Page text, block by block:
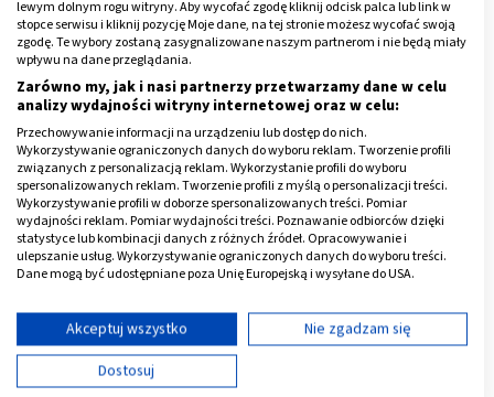
uważać?
Szukasz sposobu na bardziej efektywne odchudzanie?
Herbaty z pewnością są produktem, który warto
uwzględnić w swojej diecie. Popularnością cieszą
mieszanki ziół, ale różne typy herbat zielonych czy
czerwonych również mają korzystny wpływ na
metabolizm, a są bezpieczniejsze niż niektóre zioła
wchodzące w reakcje np. z przyjmowanymi lekami jak
dziurawiec.
właściwościami, ale także smakiem, dzięki czemu picie
herbaty staje się przyjemnością. Nie można jednak
zapomnieć, że nie każda może być bezpiecznie
lewym dolnym rogu witryny. Aby wycofać zgodę kliknij odcisk palca lub link w
stopce serwisu i kliknij pozycję Moje dane, na tej stronie możesz wycofać swoją
zgodę. Te wybory zostaną zasygnalizowane naszym partnerom i nie będą miały
wpływu na dane przeglądania.
Zarówno my, jak i nasi partnerzy przetwarzamy dane w celu
analizy wydajności witryny internetowej oraz w celu:
Przechowywanie informacji na urządzeniu lub dostęp do nich.
Wykorzystywanie ograniczonych danych do wyboru reklam. Tworzenie profili
związanych z personalizacją reklam. Wykorzystanie profili do wyboru
spersonalizowanych reklam. Tworzenie profili z myślą o personalizacji treści.
Wykorzystywanie profili w doborze spersonalizowanych treści. Pomiar
wydajności reklam. Pomiar wydajności treści. Poznawanie odbiorców dzięki
statystyce lub kombinacji danych z różnych źródeł. Opracowywanie i
ulepszanie usług. Wykorzystywanie ograniczonych danych do wyboru treści.
Dane mogą być udostępniane poza Unię Europejską i wysyłane do USA.
Wyświetl listę partnerów (11 dostawców IAB)
Używamy Twoich danych w następujących celach:
Cele przetwarzania IAB:
Akceptuj wszystko
Nie zgadzam się
Dostosuj